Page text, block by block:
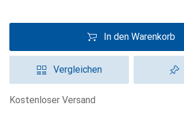
In den Warenkorb
Vergleichen
kostenloser Versand